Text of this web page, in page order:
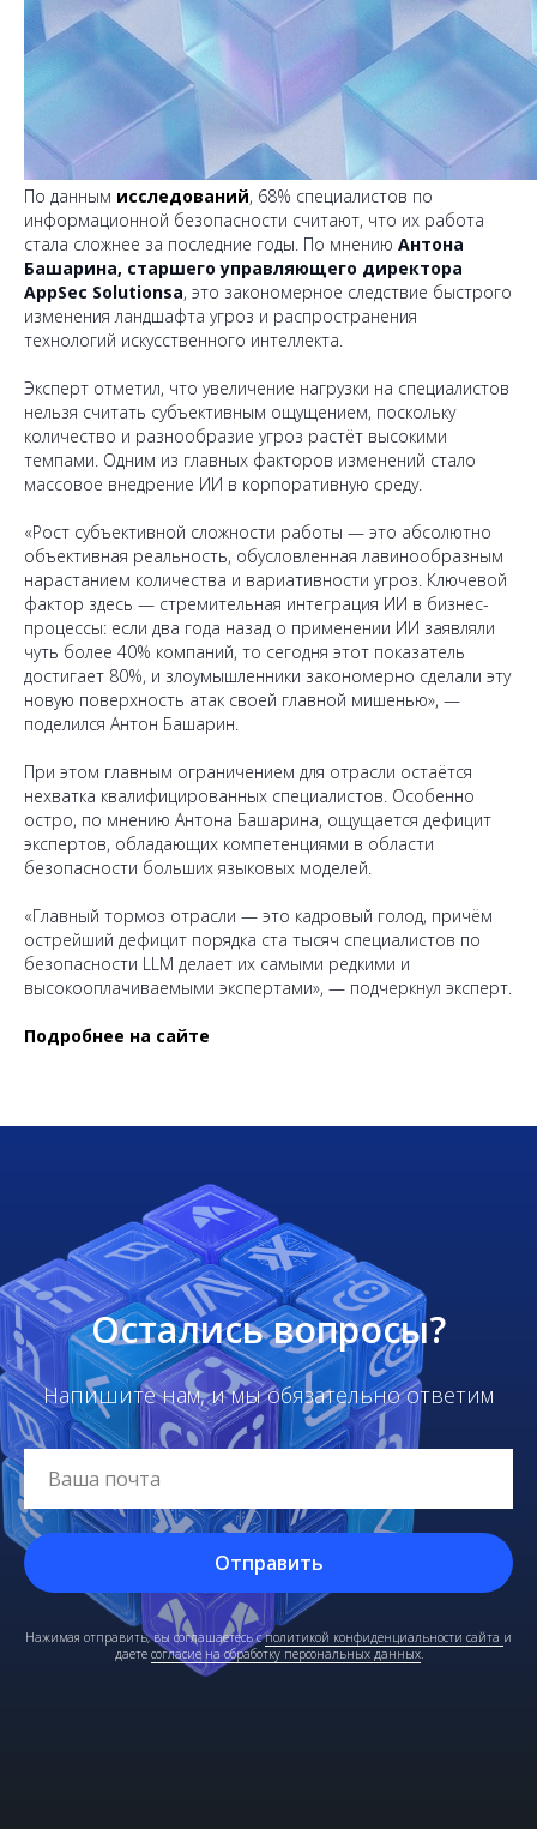
По данным исследований, 68% специалистов по
информационной безопасности считают, что их работа
стала сложнее за последние годы. По мнению Антона
Башарина, старшего управляющего директора
AppSec Solutionsа, это закономерное следствие быстрого
изменения ландшафта угроз и распространения
технологий искусственного интеллекта.
Эксперт отметил, что увеличение нагрузки на специалистов
нельзя считать субъективным ощущением, поскольку
количество и разнообразие угроз растёт высокими
темпами. Одним из главных факторов изменений стало
массовое внедрение ИИ в корпоративную среду.
«Рост субъективной сложности работы — это абсолютно
объективная реальность, обусловленная лавинообразным
нарастанием количества и вариативности угроз. Ключевой
фактор здесь — стремительная интеграция ИИ в бизнес-
процессы: если два года назад о применении ИИ заявляли
чуть более 40% компаний, то сегодня этот показатель
достигает 80%, и злоумышленники закономерно сделали эту
новую поверхность атак своей главной мишенью», —
поделился Антон Башарин.
При этом главным ограничением для отрасли остаётся
нехватка квалифицированных специалистов. Особенно
остро, по мнению Антона Башарина, ощущается дефицит
экспертов, обладающих компетенциями в области
безопасности больших языковых моделей.
«Главный тормоз отрасли — это кадровый голод, причём
острейший дефицит порядка ста тысяч специалистов по
безопасности LLM делает их самыми редкими и
высокооплачиваемыми экспертами», — подчеркнул эксперт.
Подробнее на сайте
Остались вопросы?
Напишите нам, и мы обязательно ответим
Отправить
Нажимая отправить, вы соглашаетесь с политикой конфиденциальности сайта и
даете согласие на обработку персональных данных.